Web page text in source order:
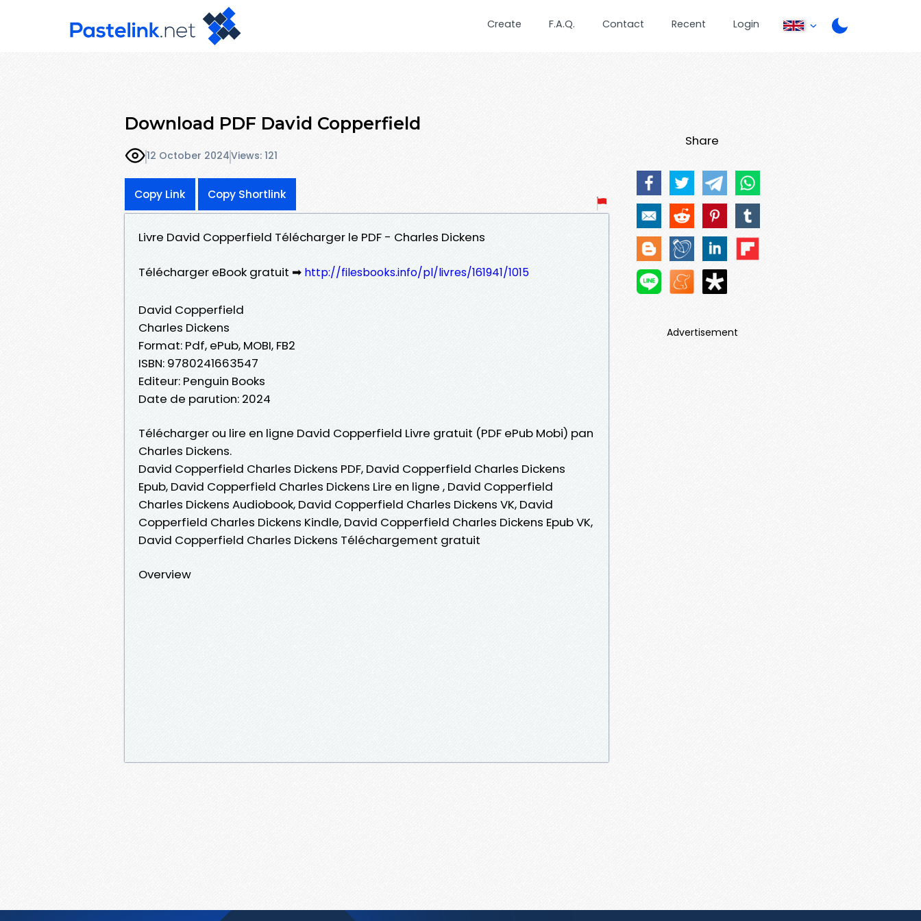
Create F.A.Q. Contact Recent Login
Download PDF David Copperfield
12 October 2024Views: 121
Copy Link Copy Shortlink
Livre David Copperfield Télécharger le PDF - Charles Dickens
Télécharger eBook gratuit ➡ http://filesbooks.info/pl/livres/161941/1015
David Copperfield
Charles Dickens
Format: Pdf, ePub, MOBI, FB2
ISBN: 9780241663547
Editeur: Penguin Books
Date de parution: 2024
Télécharger ou lire en ligne David Copperfield Livre gratuit (PDF ePub Mobi) pan
Charles Dickens.
David Copperfield Charles Dickens PDF, David Copperfield Charles Dickens
Epub, David Copperfield Charles Dickens Lire en ligne , David Copperfield
Charles Dickens Audiobook, David Copperfield Charles Dickens VK, David
Copperfield Charles Dickens Kindle, David Copperfield Charles Dickens Epub VK,
David Copperfield Charles Dickens Téléchargement gratuit
Overview
Share
Advertisement